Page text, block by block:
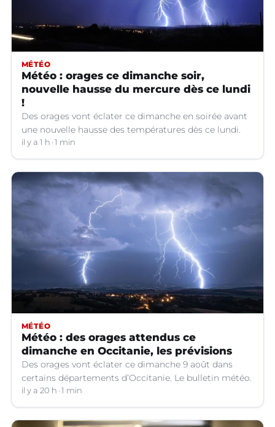
MÉTÉO
Météo : orages ce dimanche soir,
nouvelle hausse du mercure dès ce lundi
!
Des orages vont éclater ce dimanche en soirée avant
une nouvelle hausse des températures dès ce lundi.
il y a 1 h 1 min
MÉTÉO
Météo : des orages attendus ce
dimanche en Occitanie, les prévisions
Des orages vont éclater ce dimanche 9 août dans
certains départements d’Occitanie. Le bulletin météo.
il y a 20 h 1 min